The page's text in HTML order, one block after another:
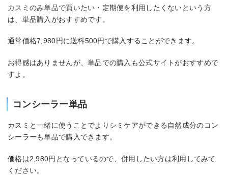
カスミのみ単品で買いたい・定期便を利用したくないという方
は、単品購入がおすすめです。
通常価格7,980円に送料500円で購入することができます。
お得感はありませんが、単品での購入も公式サイトがおすすめで
すよ。
コンシーラー単品
カスミと一緒に使うことでよりシミケアができる自然成分のコン
シーラーも単品で購入できます。
価格は2,980円となっているので、併用したい方は利用してみて
ください。